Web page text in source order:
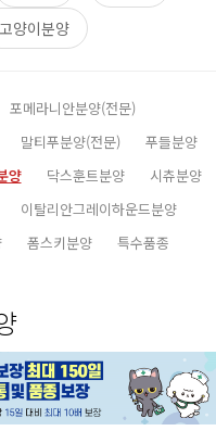
고양이분양
포메라니안분양(전문)
말티푸분양(전문)
푸들분양
양 닥스훈트분양
시츄분양
이탈리안그레이하운드분양
폼스키분양 특수품종